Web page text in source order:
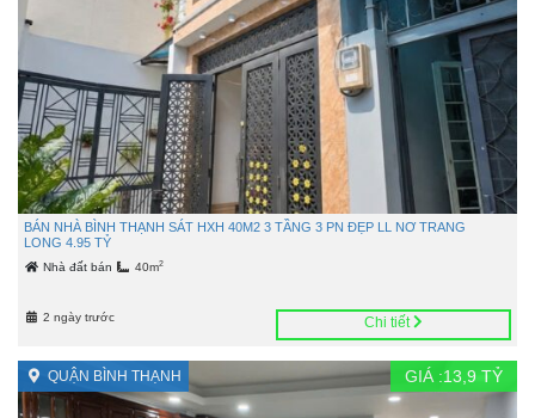
BÁN NHÀ BÌNH THẠNH SÁT HXH 40M2 3 TẦNG 3 PN ĐẸP LL NƠ TRANG
LONG 4.95 TỶ
Nhà đất bán 40m2
2 ngày trước Chi tiết
QUẬN BÌNH THẠNH GIÁ :13,9 TỶ